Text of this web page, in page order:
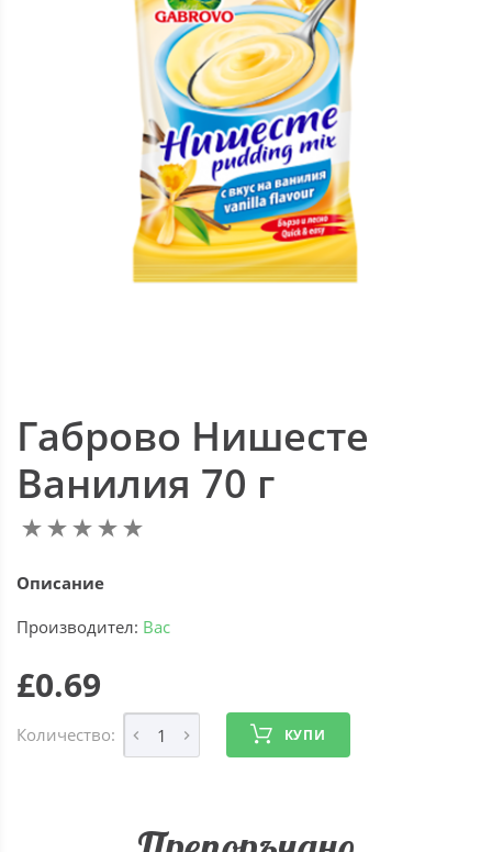
Габрово Нишесте
Ванилия 70 г
Описание
Производител: Вас
£0.69
Количество: КУПИ